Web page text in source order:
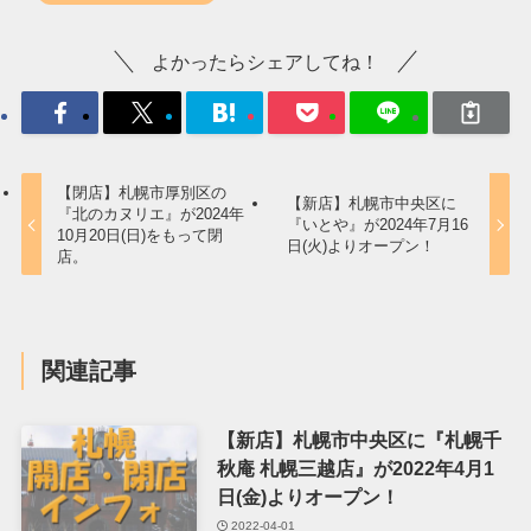
よかったらシェアしてね！
【閉店】札幌市厚別区の
『北のカヌリエ』が2024年
10月20日(日)をもって閉
店。
【新店】札幌市中央区に
『いとや』が2024年7月16
日(火)よりオープン！
関連記事
【新店】札幌市中央区に『札幌千
秋庵 札幌三越店』が2022年4月1
日(金)よりオープン！
2022-04-01